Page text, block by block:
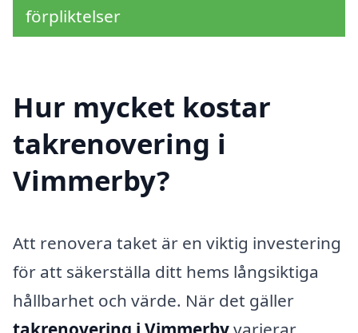
förpliktelser
Hur mycket kostar
takrenovering i
Vimmerby?
Att renovera taket är en viktig investering
för att säkerställa ditt hems långsiktiga
hållbarhet och värde. När det gäller